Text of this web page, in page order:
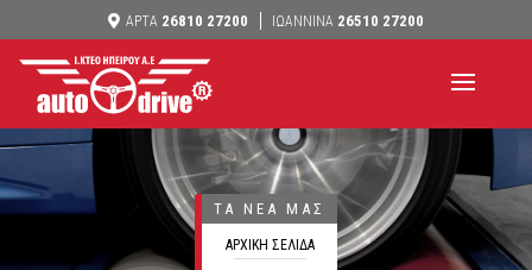
ΑΡΤΑ 26810 27200 ΙΩΑΝΝΙΝΑ 26510 27200
ΤΑ ΝΕΑ ΜΑΣ
ΑΡΧΙΚΗ ΣΕΛΙΔΑ